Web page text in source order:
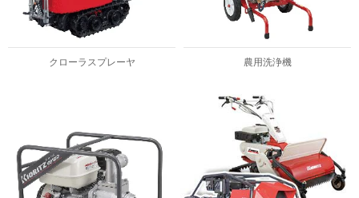
クローラスプレーヤ 農用洗浄機